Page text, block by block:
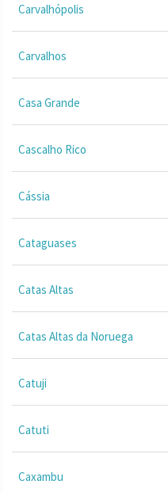
Carvalhópolis
Carvalhos
Casa Grande
Cascalho Rico
Cássia
Cataguases
Catas Altas
Catas Altas da Noruega
Catuji
Catuti
Caxambu